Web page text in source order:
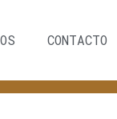
CONTACTO